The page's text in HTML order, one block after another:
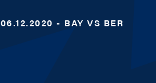
06.12.2020 - BAY VS BER